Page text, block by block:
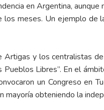
en Argentina,
los meses. Un ejemplo de
Artigas y los centralistas
Pueblos Libres”. En el
un Congreso en
mayoría obteniendo la